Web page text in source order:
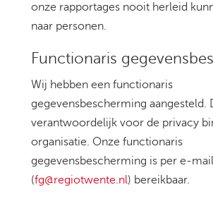
onze rapportages nooit herleid
naar personen.
Functionaris
Wij hebben een functionaris
gegevensbescherming aangesteld.
verantwoordelijk voor de privacy
organisatie. Onze functionaris
gegevensbescherming is per e-mail
(fg@regiotwente.nl) bereikbaar.